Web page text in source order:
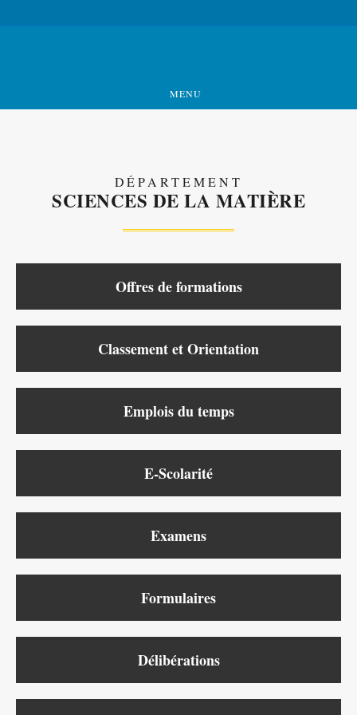
MENU
DÉPARTEMENT
SCIENCES DE LA MATIÈRE
Offres de formations
Classement et Orientation
Emplois du temps
E-Scolarité
Examens
Formulaires
Délibérations